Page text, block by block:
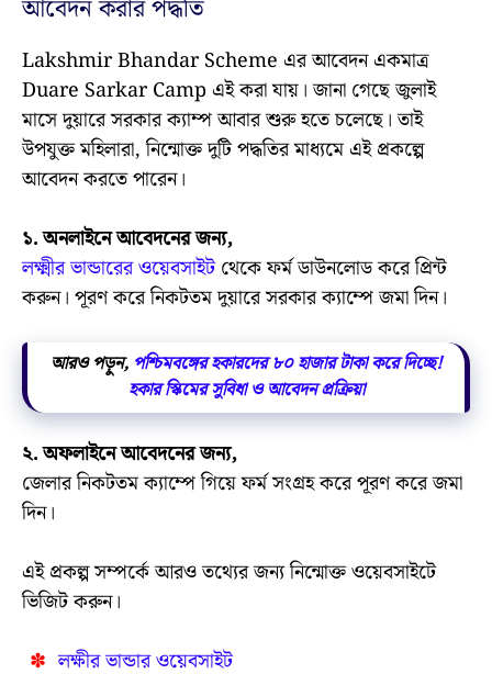
আবেদন করার পদ্ধতি
Lakshmir Bhandar Scheme এর আবেদন একমাত্র
Duare Sarkar Camp এই করা যায়। জানা গেছে জুলাই
মাসে দুয়ারে সরকার ক্যাম্প আবার শুরু হতে চলেছে। তাই
উপযুক্ত মহিলারা, নিন্মোক্ত দুটি পদ্ধতির মাধ্যমে এই প্রকল্পে
আবেদন করতে পারেন।
১. অনলাইনে আবেদনের জন্য,
লক্ষ্মীর ভান্ডারের ওয়েবসাইটথেকে ফর্ম ডাউনলোড করে প্রিন্ট
করুন। পূরণ করে নিকটতম দুয়ারে সরকার ক্যাম্পে জমা দিন।
আরও পড়ুন, পশ্চিমবঙ্গের হকারদের ৮০ হাজার টাকা করে দিচ্ছে!
হকার স্কিমের সুবিধা ও আবেদন প্রক্রিয়া
২. অফলাইনে আবেদনের জন্য,
জেলার নিকটতম ক্যাম্পে গিয়ে ফর্ম সংগ্রহ করে পূরণ করে জমা
দিন।
এই প্রকল্প সম্পর্কে আরও তথ্যের জন্য নিন্মোক্ত ওয়েবসাইটে
ভিজিট করুন।
লক্ষীর ভান্ডার ওয়েবসাইট